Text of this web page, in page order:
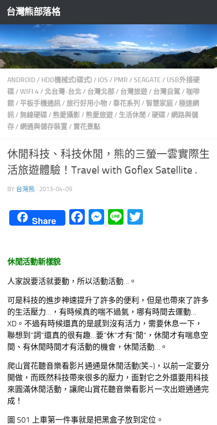
Skip to content
台灣熊部落格
ANDROID / HDD機械式(碟式)/ IOS / PMR /SEAGATE / USB外接硬
碟/WIFI 4/ 北台灣-台北/ 台灣北部/ 台灣旅遊/ 台灣自駕/ 咖啡
館/平板手機通訊/旅行好用小物/春花系列 /智慧家庭/極速網
訊/無線硬碟/ 熊愛攝影/ 熊愛旅遊/ 生活休閒 /硬碟/網路與儲
存/網通與儲存裝置/ 賞花景點
休閒科技、科技休閒，熊的三螢一雲實際生
活旅遊體驗！Travel with Goflex Satellite .
BY 台灣熊 · 2013-04-09
Share Facebook
Messenger
Line
休閒活動新樣貌
人家說要活就要動，所以活動活動…。
可是科技的進步神速提升了許多的便利，但是也帶來了許多
的生活壓力…，有時候真的喘不過氣，哪有時間去運動…
XD。不過有時候還真的是感到沒有活力，需要休息一下，
聯想到”詞”還真的很有趣…要”休”才有”閒”，休閒才有喘息空
間、有休閒時間才有活動的機會，休閒活動…。
爬山賞花聽音樂看影片通通是休閒活動(笑~)，以前一定要分
開做，而既然科技帶來很多的壓力，面對它之外還要用科技
來圓滿休閒活動，讓爬山賞花聽音樂看影片一次出遊通通完
成！
圖 S01 上車第一件事就是把黑盒子放到定位。